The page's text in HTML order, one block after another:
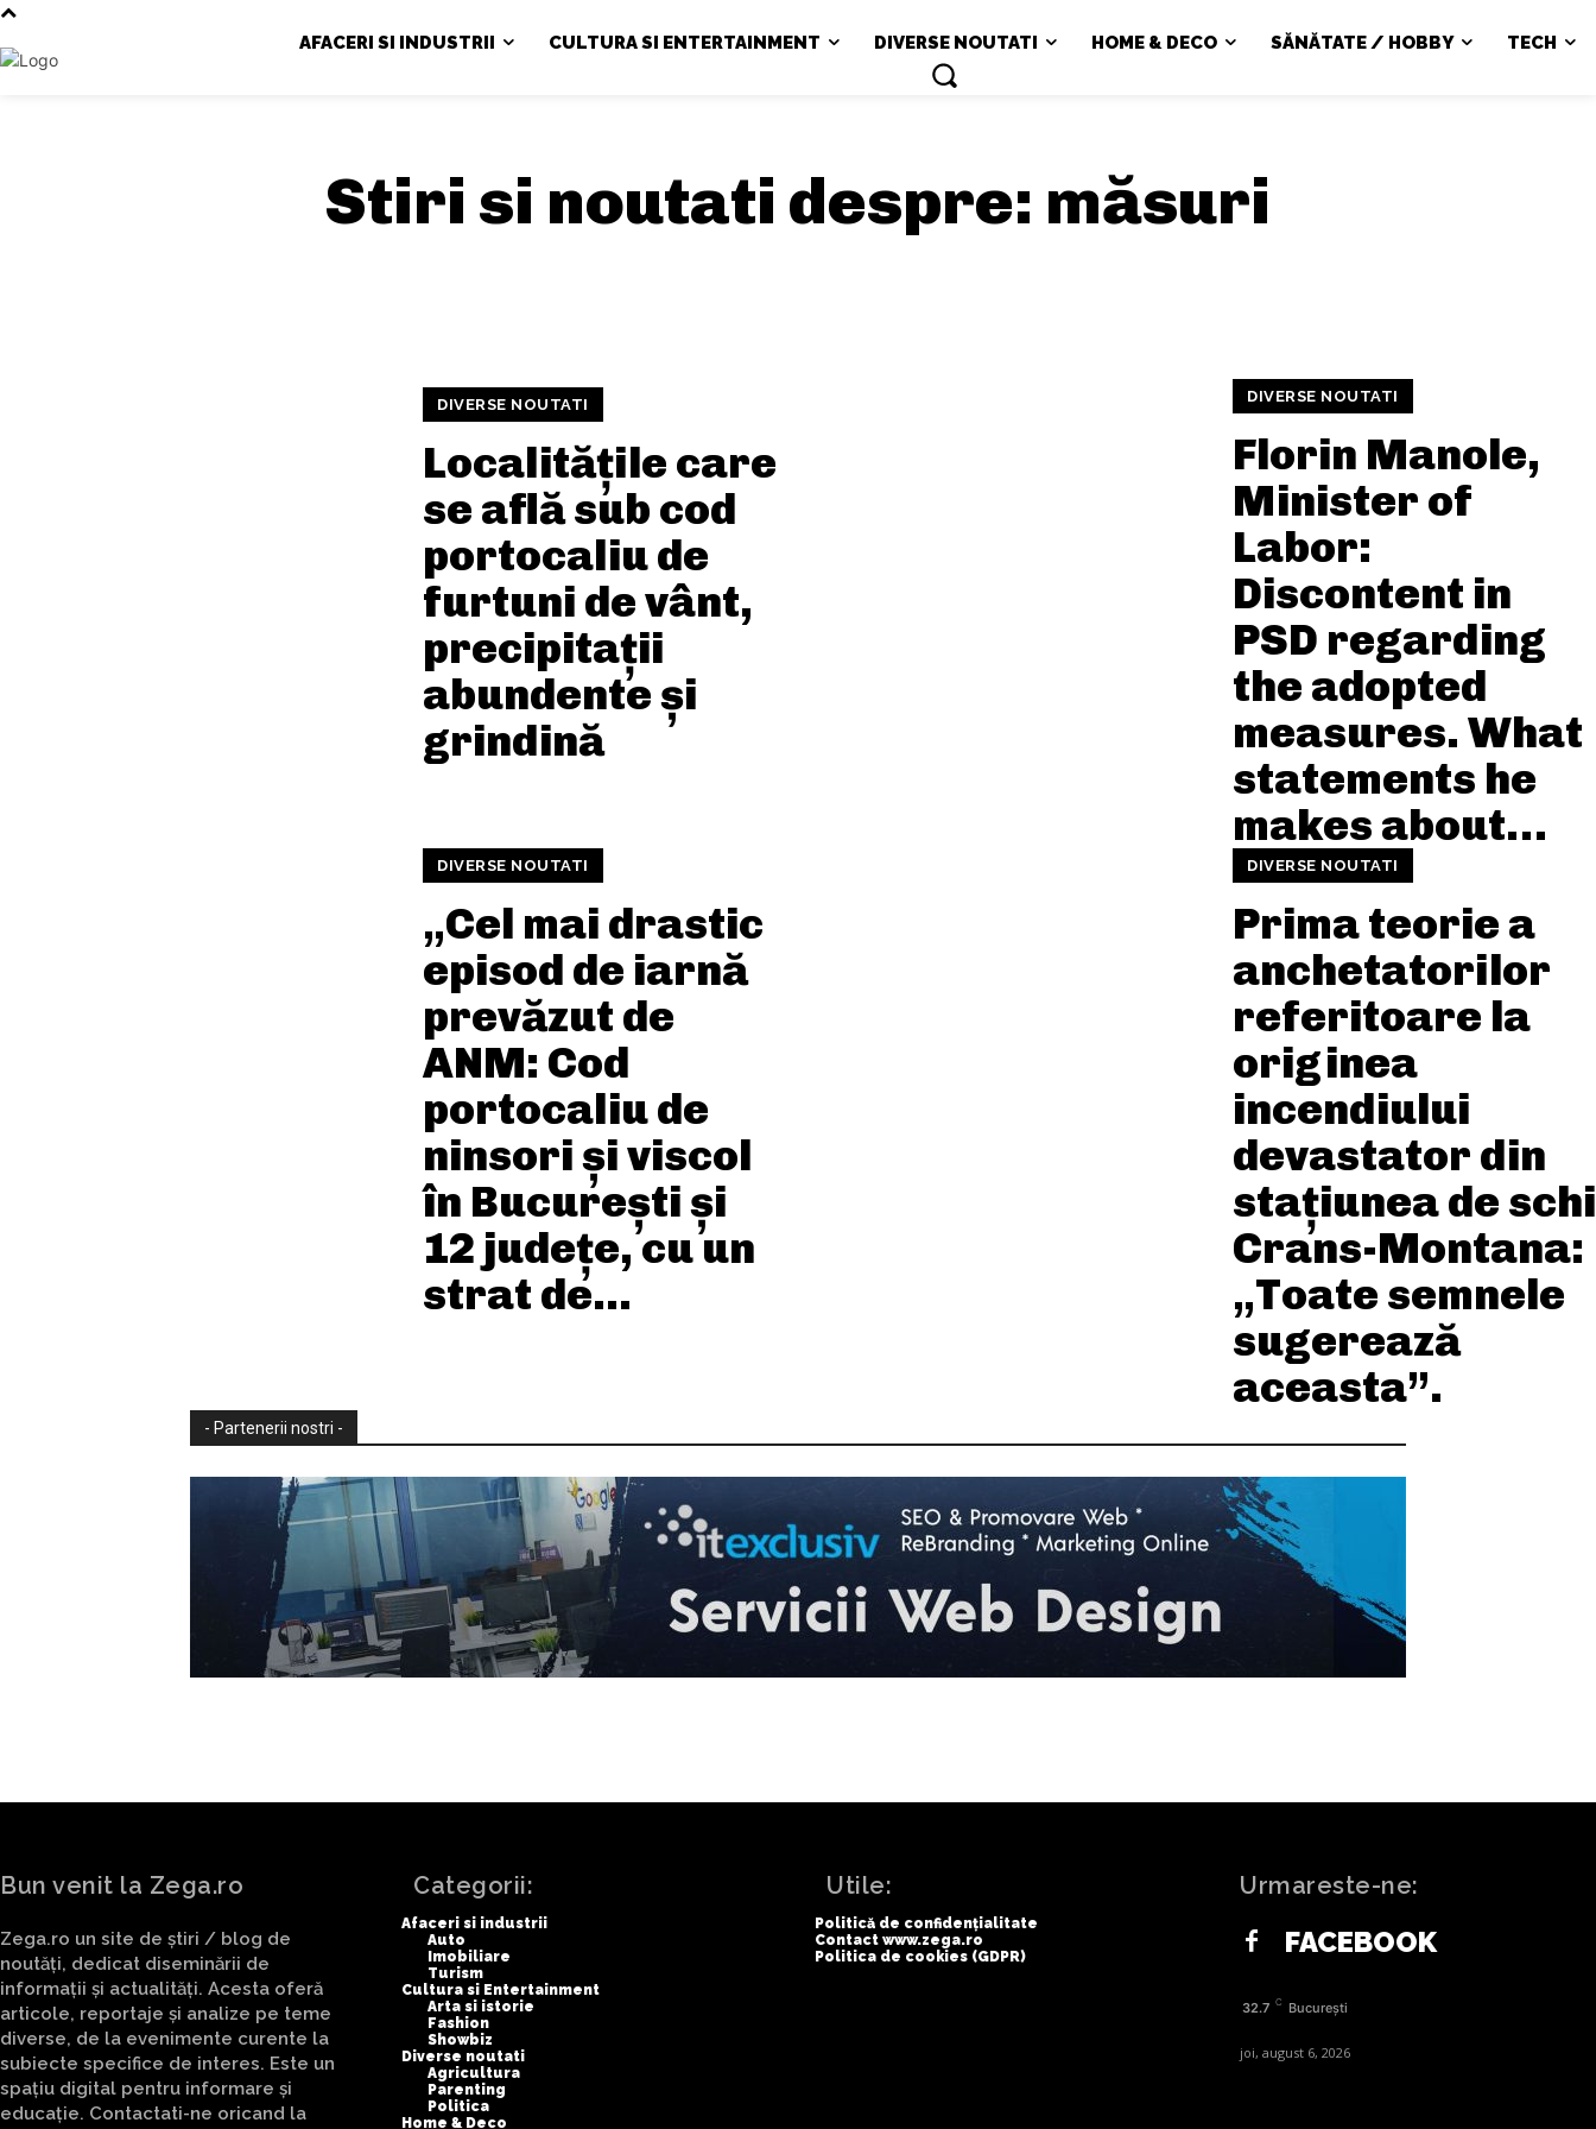
AFACERI SI INDUSTRII CULTURA SI ENTERTAINMENT DIVERSE NOUTATI HOME & DECO SĂNĂTATE / HOBBY TECH
Stiri si noutati despre: măsuri
DIVERSE NOUTATI
Localitățile care
se află sub cod
portocaliu de
furtuni de vânt,
precipitații
abundente și
grindină
DIVERSE NOUTATI
Florin Manole,
Minister of
Labor:
Discontent in
PSD regarding
the adopted
measures. What
statements he
makes about…
DIVERSE NOUTATI
„Cel mai drastic
episod de iarnă
prevăzut de
ANM: Cod
portocaliu de
ninsori și viscol
în București și
12 județe, cu un
strat de...
DIVERSE NOUTATI
Prima teorie a
anchetatorilor
referitoare la
originea
incendiului
devastator din
stațiunea de schi
Crans-Montana:
„Toate semnele
sugerează
aceasta”.
- Partenerii nostri -
Bun venit la Zega.ro
Zega.ro un site de știri / blog de
noutăți, dedicat diseminării de
informații și actualități. Acesta oferă
articole, reportaje și analize pe teme
diverse, de la evenimente curente la
subiecte specifice de interes. Este un
spațiu digital pentru informare și
educație. Contactati-ne oricand la
Categorii:
Afaceri si industrii
Auto
Imobiliare
Turism
Cultura si Entertainment
Arta si istorie
Fashion
Showbiz
Diverse noutati
Agricultura
Parenting
Politica
Home & Deco
Utile:
Politică de confidențialitate
Contact www.zega.ro
Politica de cookies (GDPR)
Urmareste-ne:
FACEBOOK
32.7 C București
joi, august 6, 2026